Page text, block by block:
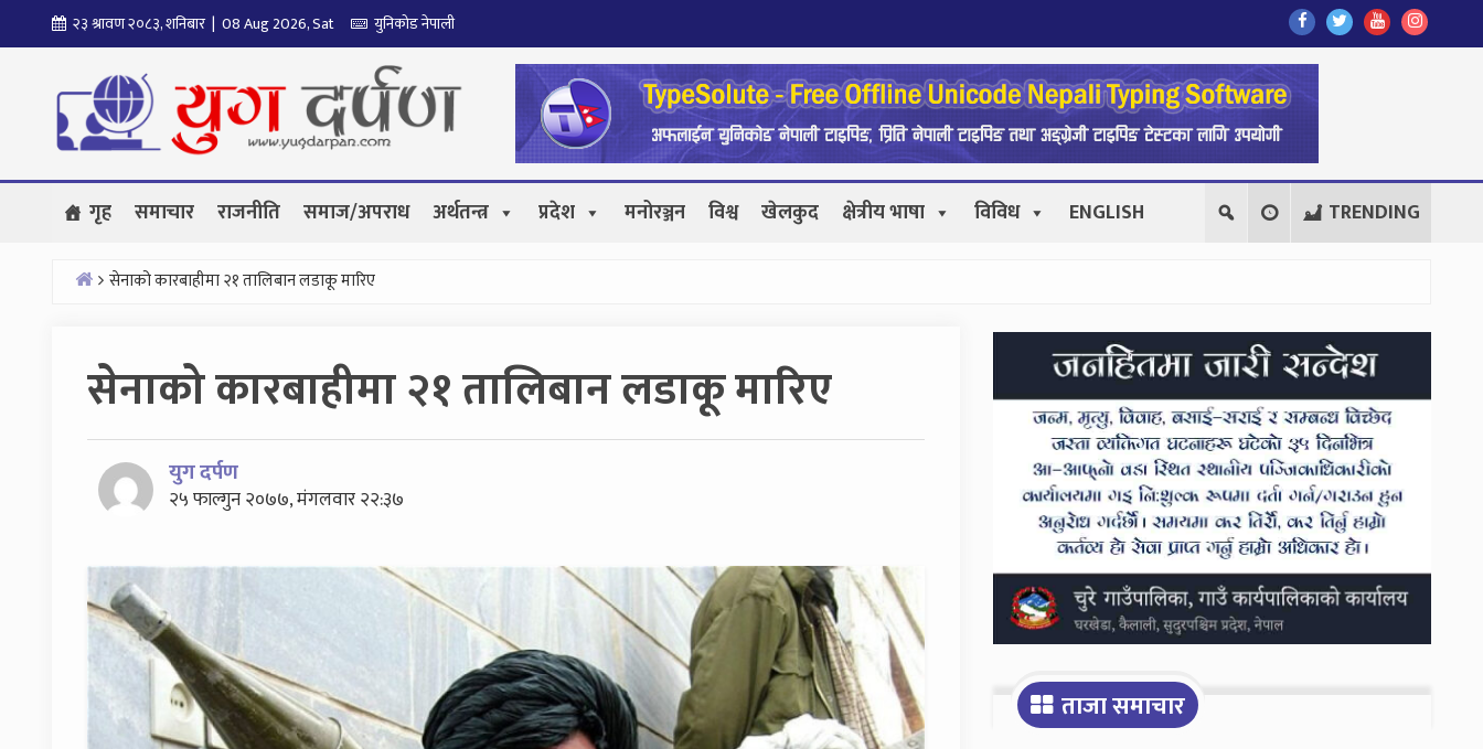
to
२३ श्रावण २०८३, शनिबार | 08 Aug 2026, Sat युनिकोड नेपाली
Find
Us
On
Facebook
Find
Us
Find
Us
Follow
Us
गृह समाचार राजनीति समाज/अपराध अर्थतन्त्र प्रदेश मनोरञ्जन विश्व खेलकुद क्षेत्रीय भाषा विविध ENGLISH TRENDING
सेनाको कारबाहीमा २१ तालिबान लडाकू मारिए
सेनाको कारबाहीमा २१ तालिबान लडाकू मारिए
युग दर्पण
२५ फाल्गुन २०७७, मंगलवार २२:३७
Secondary
Sidebar
ताजा समाचार